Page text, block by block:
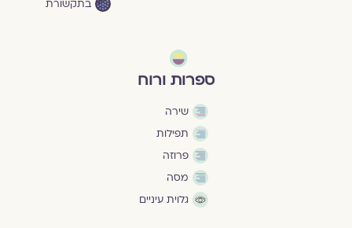
בתקשורת
ספרות ורוח
שירה
תפילות
פרוזה
מסה
גלוית עיניים